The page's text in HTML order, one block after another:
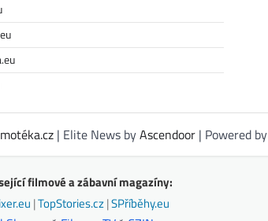
| Elite News byAscendoor| Powered by
filmové a zábavní magazíny:
|TopStories.cz|SPříběhy.eu